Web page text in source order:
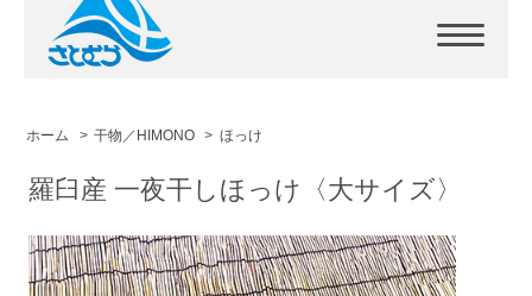
ホーム > 干物／HIMONO > ほっけ
羅臼産 一夜干しほっけ〈大サイズ〉